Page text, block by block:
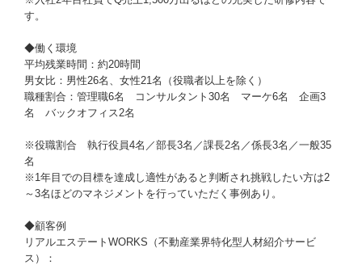
す。
◆働く環境
平均残業時間：約20時間
男女比：男性26名、女性21名（役職者以上を除く）
職種割合：管理職6名 コンサルタント30名 マーケ6名 企画3
名 バックオフィス2名
※役職割合 執行役員4名／部長3名／課長2名／係長3名／一般35
名
※1年目での目標を達成し適性があると判断され挑戦したい方は2
～3名ほどのマネジメントを行っていただく事例あり。
◆顧客例
リアルエステートWORKS（不動産業界特化型人材紹介サービ
ス）：